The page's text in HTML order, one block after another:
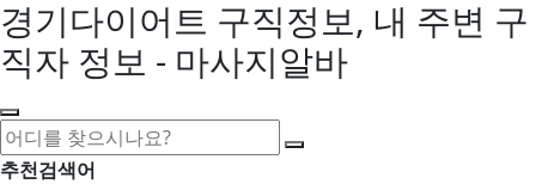
경기다이어트 구직정보, 내 주변 구
직자 정보 - 마사지알바
추천검색어